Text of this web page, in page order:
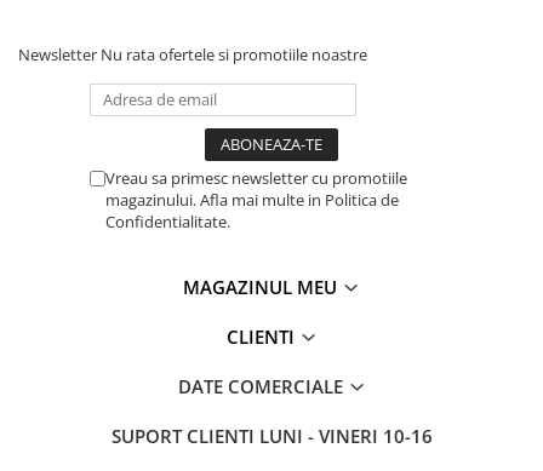
Newsletter Nu rata ofertele si promotiile noastre
Vreau sa primesc newsletter cu promotiile
magazinului. Afla mai multe in Politica de
Confidentialitate.
MAGAZINUL MEU
CLIENTI
DATE COMERCIALE
SUPORT CLIENTI LUNI - VINERI 10-16